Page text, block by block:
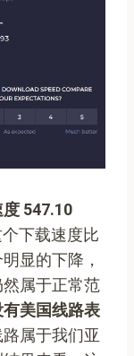
547.10
个下载速度比
显的下降，
属于正常范
美国线路表
路属于我们亚